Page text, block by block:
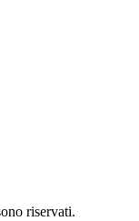
riservati.